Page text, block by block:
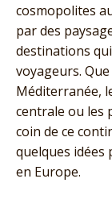
cosmopolites
par des
destinations
voyageurs.
Méditerranée,
centrale ou les
coin de ce
quelques
en Europe.